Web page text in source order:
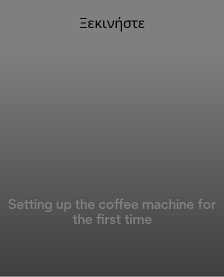
Ξεκινήστε
Setting up the coffee machine for
the first time